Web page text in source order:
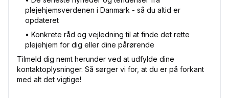
plejehjemsverdenen i Danmark - så du altid er
opdateret
•⁠ Konkrete råd og vejledning til at finde det rette
plejehjem for dig eller dine pårørende
Tilmeld dig nemt herunder ved at udfylde dine
kontaktoplysninger. Så sørger vi for, at du er på forkant
med alt det vigtige!